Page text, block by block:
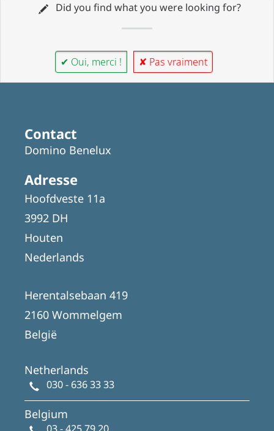
Did you find what you were looking for?
✔ Oui, merci ! ✘ Pas vraiment
Contact
Domino Benelux
Adresse
Hoofdveste 11a
3992 DH
Houten
Nederlands
Herentalsebaan 419
2160 Wommelgem
België
Netherlands
030 - 636 33 33
Belgium